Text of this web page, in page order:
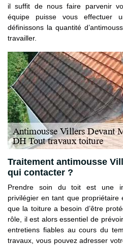
il suffit de nous faire parvenir
équipe puisse vous effectuer
définissons la quantité
travailler.
Traitement antimousse
qui contacter ?
Prendre soin du toit est une
privilégier en tant que propriétaire
que la toiture a besoin d’être
rôle, il est alors essentiel de
entretiens fiables au cours du
travaux, vous pouvez adresser